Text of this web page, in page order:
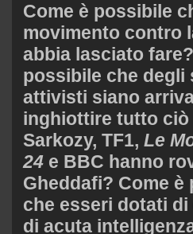
Come è possibile
movimento contro
abbia lasciato
possibile che degli
attivisti siano
inghiottire tutto ciò
Sarkozy, TF1, Le
24 e BBC hanno
Gheddafi? Come è
che esseri dotati di
di acuta